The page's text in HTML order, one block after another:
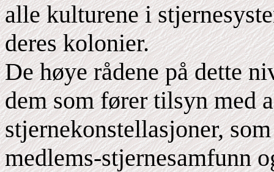
alle kulturene i
deres kolonier.
De høye rådene på dette
dem som fører tilsyn med
stjernekonstellasjoner,
medlems-stjernesamfunn